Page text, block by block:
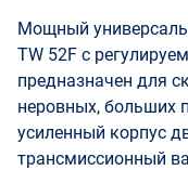
Мощный
TW 52F с
предназначен для
неровных, больших
усиленный корпус
трансмиссионный